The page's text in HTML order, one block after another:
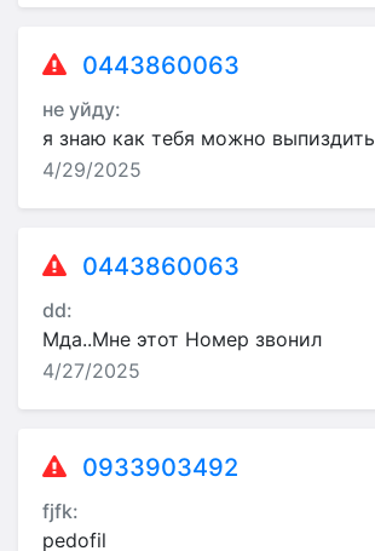
0443860063
не уйду:
я знаю как тебя можно выпиздить
4/29/2025
0443860063
dd:
Мда..Мне этот Номер звонил
4/27/2025
0933903492
fjfk:
pedofil